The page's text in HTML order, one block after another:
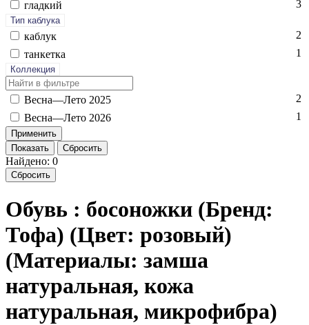
глад­кий 3
Тип каблука
каб­лук
2
тан­кетка
1
Коллекция
Вес­на—Ле­то 2025
2
Вес­на—Ле­то 2026
1
Показать Сбросить
Найдено: 0
Сбросить
Обувь : босоножки (Бренд:
Тофа) (Цвет: розовый)
(Материалы: замша
натуральная, кожа
натуральная, микрофибра)